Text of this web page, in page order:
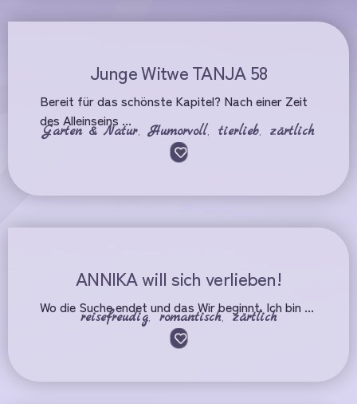
Junge Witwe TANJA 58
Bereit für das schönste Kapitel? Nach einer Zeit
des Alleinseins ...
Garten & Natur, Humorvoll, tierlieb, zärtlich
ANNIKA will sich verlieben!
Wo die Suche endet und das Wir beginnt. Ich bin ...
reisefreudig,romantisch,zärtlich